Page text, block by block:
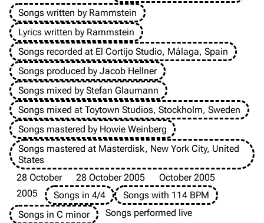
Information
Discography
Videography
Song list
Merchandise
Information
Discography
Videography
Song list
Tour dates
Merchandise
Till Lindemann
Information
Discography
Videography
Flake Lorenz
Discography
Videography
Songs written by Rammstein
Lyrics written by Rammstein
Songs recorded at El Cortijo Studio, Málaga, Spain
Songs produced by Jacob Hellner
Songs mixed by Stefan Glaumann
Songs mixed at Toytown Studios, Stockholm, Sweden
Songs mastered by Howie Weinberg
Songs mastered at Masterdisk, New York City, United
States
28 October
28 October 2005
October 2005
2005
Songs in 4/4
Songs with 114 BPM
Songs in C minor
Songs performed live